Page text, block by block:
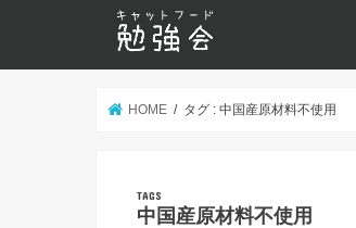
HOME タグ : 中国産原材料不使用
中国産原材料不使用